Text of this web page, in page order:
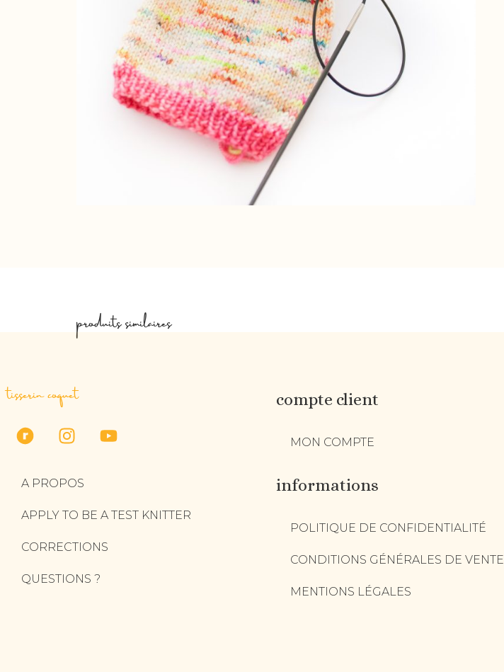
produits similaires
tisserin coquet
A PROPOS
APPLY TO BE A TEST KNITTER
CORRECTIONS
QUESTIONS ?
compte client
MON COMPTE
informations
POLITIQUE DE CONFIDENTIALITÉ
CONDITIONS GÉNÉRALES DE VENTE
MENTIONS LÉGALES